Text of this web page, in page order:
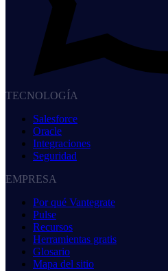
TECNOLOGÍA
Salesforce
Oracle
Integraciones
Seguridad
EMPRESA
Por qué Vantegrate
Pulse
Recursos
Herramientas gratis
Glosario
Mapa del sitio